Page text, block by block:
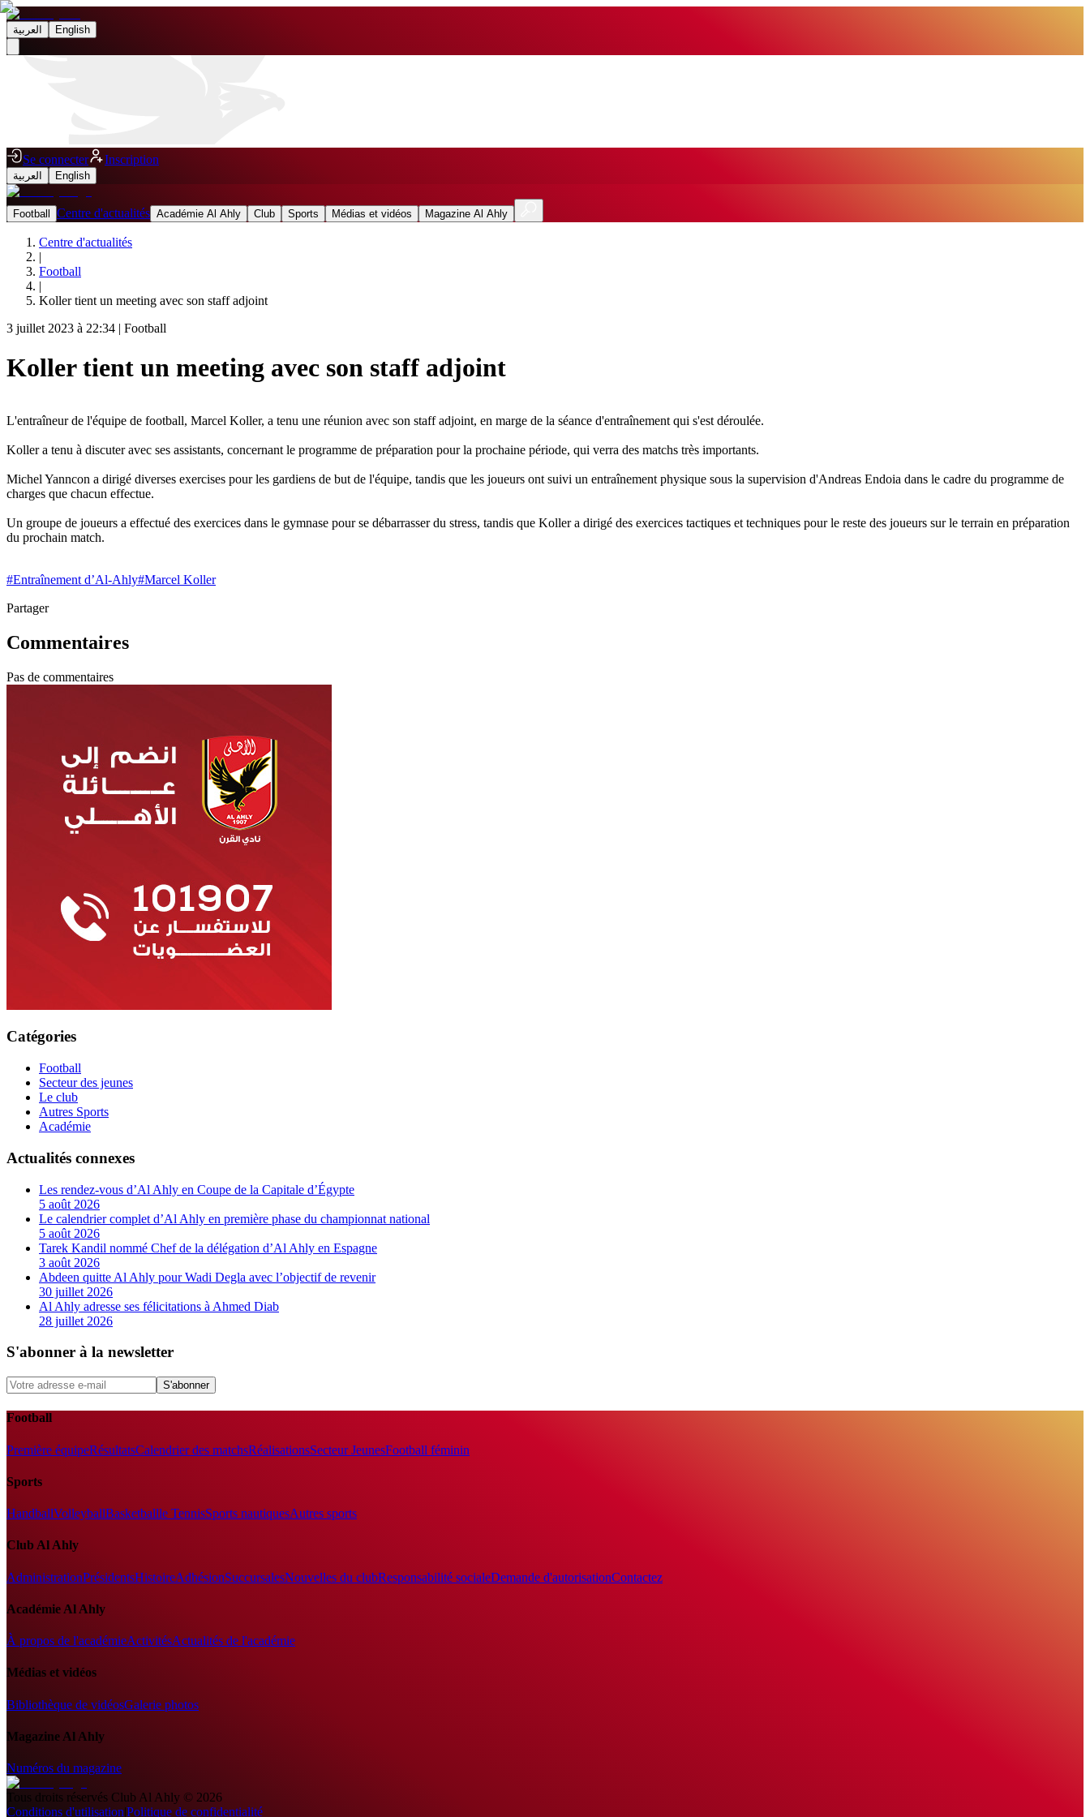
العربية English
Se connecter Inscription
العربية English
Football Centre d'actualités Académie Al Ahly Club Sports Médias et vidéos Magazine Al Ahly
Centre d'actualités
|
Football
|
Koller tient un meeting avec son staff adjoint
3 juillet 2023 à 22:34 | Football
Koller tient un meeting avec son staff adjoint
L'entraîneur de l'équipe de football, Marcel Koller, a tenu une réunion avec son staff adjoint, en marge de la séance d'entraînement qui s'est déroulée.
Koller a tenu à discuter avec ses assistants, concernant le programme de préparation pour la prochaine période, qui verra des matchs très importants.
Michel Yanncon a dirigé diverses exercises pour les gardiens de but de l'équipe, tandis que les joueurs ont suivi un entraînement physique sous la supervision d'Andreas Endoia dans le cadre du programme de
charges que chacun effectue.
Un groupe de joueurs a effectué des exercices dans le gymnase pour se débarrasser du stress, tandis que Koller a dirigé des exercices tactiques et techniques pour le reste des joueurs sur le terrain en préparation
du prochain match.
#Entraînement d’Al-Ahly#Marcel Koller
Partager
Commentaires
Pas de commentaires
Catégories
Football
Secteur des jeunes
Le club
Autres Sports
Académie
Actualités connexes
Les rendez-vous d’Al Ahly en Coupe de la Capitale d’Égypte
5 août 2026
Le calendrier complet d’Al Ahly en première phase du championnat national
5 août 2026
Tarek Kandil nommé Chef de la délégation d’Al Ahly en Espagne
3 août 2026
Abdeen quitte Al Ahly pour Wadi Degla avec l’objectif de revenir
30 juillet 2026
Al Ahly adresse ses félicitations à Ahmed Diab
28 juillet 2026
S'abonner à la newsletter
S'abonner
Football
Première équipeRésultatsCalendrier des matchsRéalisationsSecteur JeunesFootball féminin
Sports
HandballVolleyballBasketballle TennisSports nautiquesAutres sports
Club Al Ahly
AdministrationPrésidentsHistoireAdhésionSuccursalesNouvelles du clubResponsabilité socialeDemande d'autorisationContactez
Académie Al Ahly
À propos de l'académieActivitésActualités de l'académie
Médias et vidéos
Bibliothèque de vidéosGalerie photos
Magazine Al Ahly
Numéros du magazine
Tous droits réservés Club Al Ahly © 2026
Conditions d'utilisation|Politique de confidentialité